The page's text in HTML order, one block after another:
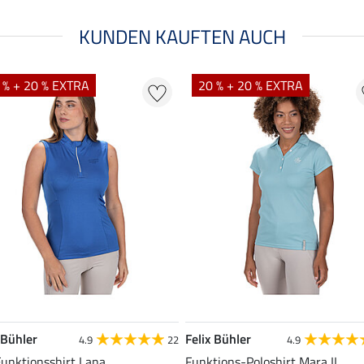
KUNDEN KAUFTEN AUCH
+ 20 % EXTRA
4.9 22
20 % + 20 % EXTRA
Felix Bühler 4.9